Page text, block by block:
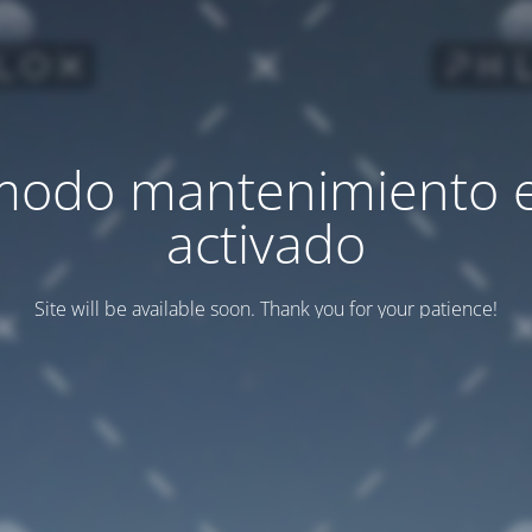
mantenimiento
activado
Site will be available soon. Thank you for your patience!